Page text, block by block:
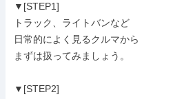
▼[STEP1]
トラック、ライトバンなど
日常的によく見るクルマから
まずは扱ってみましょう。
▼[STEP2]